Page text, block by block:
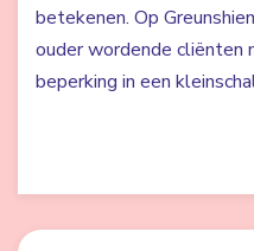
betekenen. Op
ouder wordende cliënten
beperking in een